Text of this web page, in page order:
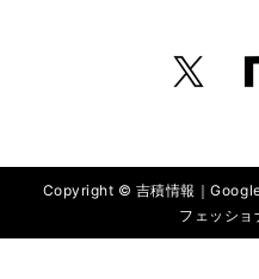
Copyright © 吉積情報｜
フェッショ